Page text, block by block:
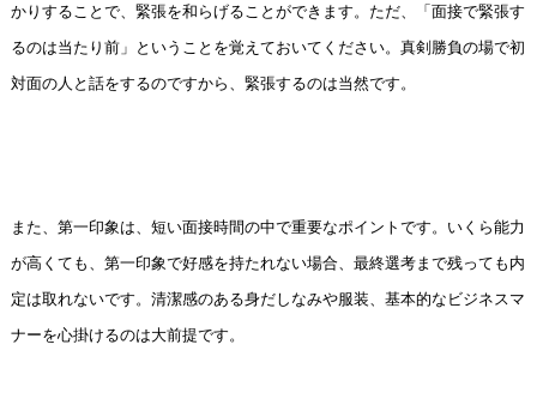
かりすることで、緊張を和らげることができます。ただ、「面接で緊張す
るのは当たり前」ということを覚えておいてください。真剣勝負の場で初
対面の人と話をするのですから、緊張するのは当然です。
また、第一印象は、短い面接時間の中で重要なポイントです。いくら能力
が高くても、第一印象で好感を持たれない場合、最終選考まで残っても内
定は取れないです。清潔感のある身だしなみや服装、基本的なビジネスマ
ナーを心掛けるのは大前提です。